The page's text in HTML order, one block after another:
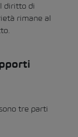
diritto di
rimane al
tre parti